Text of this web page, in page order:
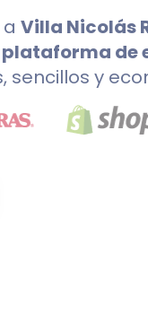
a Villa Nicolás
plataforma de
sencillos y